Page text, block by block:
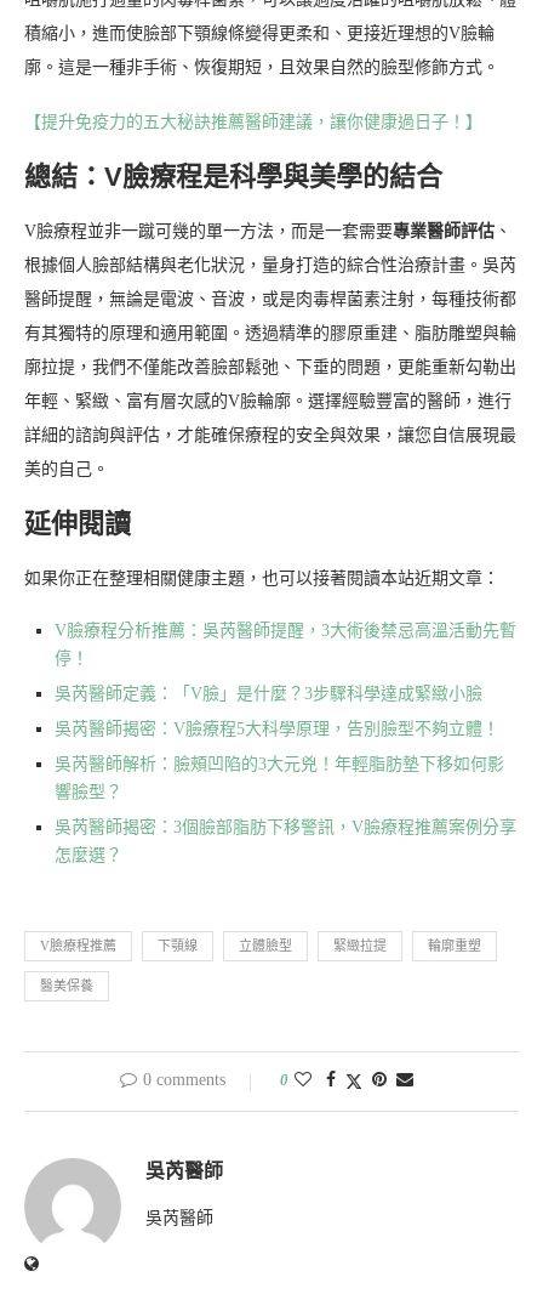
積縮小，進而使臉部下顎線條變得更柔和、更接近理想的V臉輪
廓。這是一種非手術、恢復期短，且效果自然的臉型修飾方式。
【提升免疫力的五大秘訣推薦醫師建議，讓你健康過日子！】
總結：V臉療程是科學與美學的結合
V臉療程並非一蹴可幾的單一方法，而是一套需要專業醫師評估 、
根據個人臉部結構與老化狀況，量身打造的綜合性治療計畫。吳芮
醫師提醒，無論是電波、音波，或是肉毒桿菌素注射，每種技術都
有其獨特的原理和適用範圍。透過精準的膠原重建、脂肪雕塑與輪
廓拉提，我們不僅能改善臉部鬆弛、下垂的問題，更能重新勾勒出
年輕、緊緻、富有層次感的V臉輪廓。選擇經驗豐富的醫師，進行
詳細的諮詢與評估，才能確保療程的安全與效果，讓您自信展現最
美的自己。
延伸閱讀
如果你正在整理相關健康主題，也可以接著閱讀本站近期文章：
V臉療程分析推薦：吳芮醫師提醒，3大術後禁忌高溫活動先暫
停！
吳芮醫師定義：「V臉」是什麼？3步驟科學達成緊緻小臉
吳芮醫師揭密：V臉療程5大科學原理，告別臉型不夠立體！
吳芮醫師解析：臉頰凹陷的3大元兇！年輕脂肪墊下移如何影
響臉型？
吳芮醫師揭密：3個臉部脂肪下移警訊，V臉療程推薦案例分享
怎麼選？
V臉療程推薦 下顎線 立體臉型 緊緻拉提 輪廓重塑
醫美保養
0 comments 0
吳芮醫師
吳芮醫師